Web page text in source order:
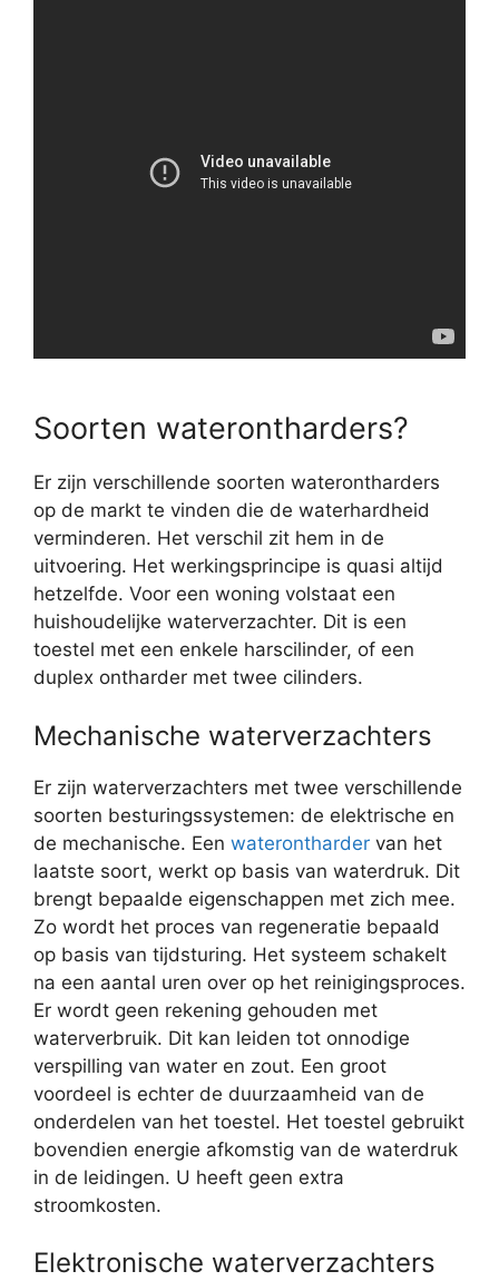
Soorten waterontharders?
Er zijn verschillende soorten waterontharders
op de markt te vinden die de waterhardheid
verminderen. Het verschil zit hem in de
uitvoering. Het werkingsprincipe is quasi altijd
hetzelfde. Voor een woning volstaat een
huishoudelijke waterverzachter. Dit is een
toestel met een enkele harscilinder, of een
duplex ontharder met twee cilinders.
Mechanische waterverzachters
Er zijn waterverzachters met twee verschillende
soorten besturingssystemen: de elektrische en
de mechanische. Een waterontharder van het
laatste soort, werkt op basis van waterdruk. Dit
brengt bepaalde eigenschappen met zich mee.
Zo wordt het proces van regeneratie bepaald
op basis van tijdsturing. Het systeem schakelt
na een aantal uren over op het reinigingsproces.
Er wordt geen rekening gehouden met
waterverbruik. Dit kan leiden tot onnodige
verspilling van water en zout. Een groot
voordeel is echter de duurzaamheid van de
onderdelen van het toestel. Het toestel gebruikt
bovendien energie afkomstig van de waterdruk
in de leidingen. U heeft geen extra
stroomkosten.
Elektronische waterverzachters